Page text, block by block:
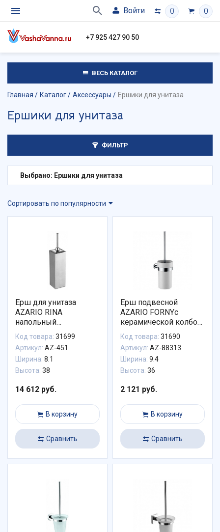
Войти 0 0
+7 925 427 90 50
ВЕСЬ КАТАЛОГ
Главная Каталог Аксессуары Ершики для унитаза
Ершики для унитаза
ФИЛЬТР
Выбрано: Ершики для унитаза
Сортировать по популярности
Ерш для унитаза
AZARIO RINA
напольный
хромированный
квадратный (AZ-451)
Код товара: 31699
Артикул: AZ-451
Ширина: 8.1
Высота: 38
14 612 руб.
В корзину
Сравнить
Ерш подвесной
AZARIO FORNYс
керамической колбой,
хром (AZ-88313)
Код товара: 31690
Артикул: AZ-88313
Ширина: 9.4
Высота: 36
2 121 руб.
В корзину
Сравнить